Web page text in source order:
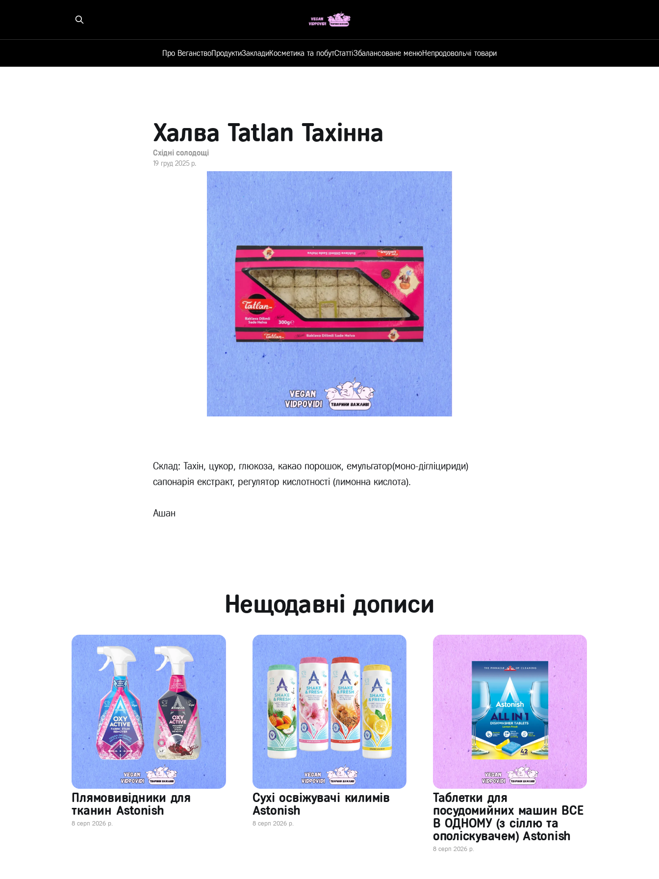
Про ВеганствоПродуктиЗакладиКосметика та побутСтаттіЗбалансоване менюНепродовольчі товари
Халва Tatlan Тахінна
Східні солодощі
19 груд 2025 р.
Склад: Тахін, цукор, глюкоза, какао порошок, емульгатор(моно-дігліцириди)
сапонарія екстракт, регулятор кислотності (лимонна кислота).
Ашан
Нещодавні дописи
Плямовивідники для
тканин Astonish
8 серп 2026 р.
Сухі освіжувачі килимів
Astonish
8 серп 2026 р.
Таблетки для
посудомийних машин ВСЕ
В ОДНОМУ (з сіллю та
ополіскувачем) Astonish
8 серп 2026 р.